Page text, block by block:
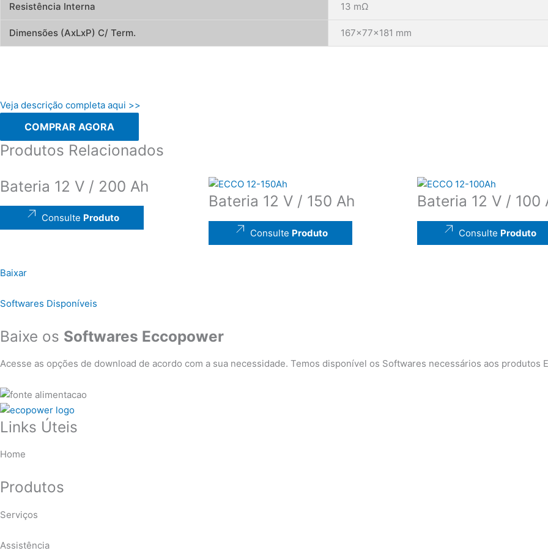
Resistência Interna 13 mΩ
Dimensões (AxLxP) C/ Term. 167x77x181 mm
Veja descrição completa aqui >>
COMPRAR AGORA
Produtos Relacionados
Bateria 12 V / 200 Ah
Consulte Produto
Bateria 12 V / 150 Ah
Consulte Produto
Bateria 12 V / 100
Consulte Produto
Baixar
Softwares Disponíveis
Baixe os Softwares Eccopower
Acesse as opções de download de acordo com a sua necessidade. Temos disponível os Softwares necessários aos produtos
Links Úteis
Home
Produtos
Serviços
Assistência